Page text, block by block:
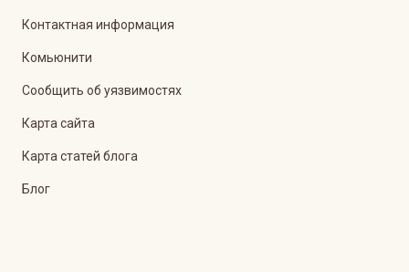
Контактная информация
Комьюнити
Сообщить об уязвимостях
Карта сайта
Карта статей блога
Блог